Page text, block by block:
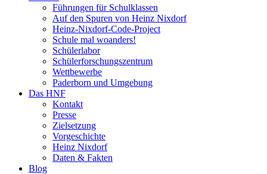
Führungen für Schulklassen
Auf den Spuren von Heinz Nixdorf
Heinz-Nixdorf-Code-Project
Schule mal woanders!
Schülerlabor
Schülerforschungszentrum
Wettbewerbe
Paderborn und Umgebung
Das HNF
Kontakt
Presse
Zielsetzung
Vorgeschichte
Heinz Nixdorf
Daten & Fakten
Blog